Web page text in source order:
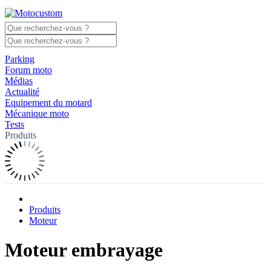
Parking
Forum moto
Médias
Actualité
Equipement du motard
Mécanique moto
Tests
Produits
Produits
Moteur
Moteur embrayage